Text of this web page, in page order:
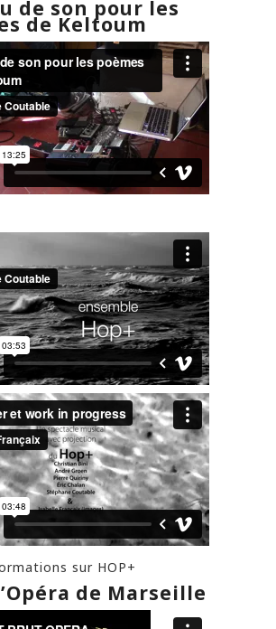
de son pour les
de Keltoum
sur HOP+
de Marseille